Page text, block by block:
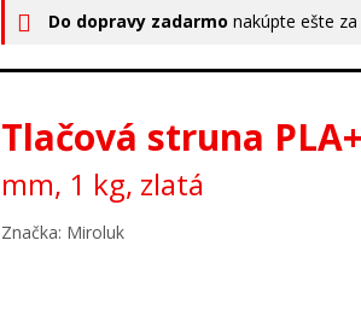
Do dopravy zadarmo nakúpte ešte
Tlačová struna
mm, 1 kg, zlatá
Značka: Miroluk